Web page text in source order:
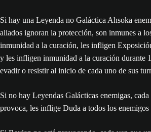
Si hay una Leyenda no Galáctica Ahsoka
aliados ignoran la protección, son inmunes a
inmunidad a la curación, les infligen
y les infligen inmunidad a la curación durante
evadir o resistir al inicio de cada uno de sus
Si no hay Leyendas Galácticas enemigas,
provoca, les inflige Duda a todos los